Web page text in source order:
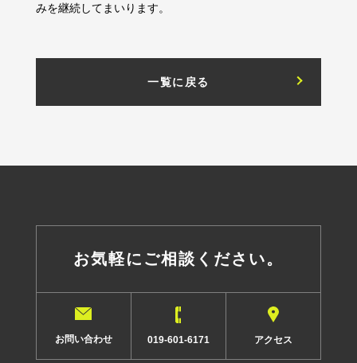
みを継続してまいります。
一覧に戻る
お気軽にご相談ください。
お問い合わせ 019-601-6171 アクセス